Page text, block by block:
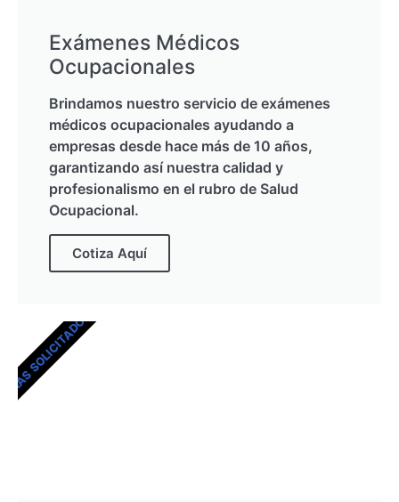
Exámenes Médicos
Ocupacionales
Brindamos nuestro servicio de exámenes
médicos ocupacionales ayudando a
empresas desde hace más de 10 años,
garantizando así nuestra calidad y
profesionalismo en el rubro de Salud
Ocupacional.
Cotiza Aquí
MÁS SOLICITADOS